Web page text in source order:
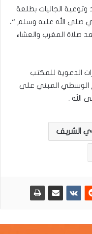
وتوعية الجاليات بطلعة
صلى الله عليه وسلم “،
صلاة المغرب والعشاء
الدعوية للمكتب
الوسطي المبني على
الله .
الشريف